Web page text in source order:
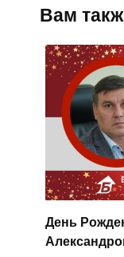
Вам
День